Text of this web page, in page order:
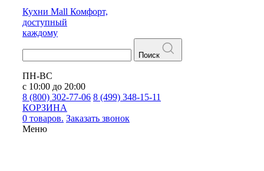
Кухни Mall Комфорт,
доступный
каждому
Поиск
ПН-ВС
с 10:00 до 20:00
8 (800) 302-77-06 8 (499) 348-15-11
КОРЗИНА
0 товаров. Заказать звонок
Меню